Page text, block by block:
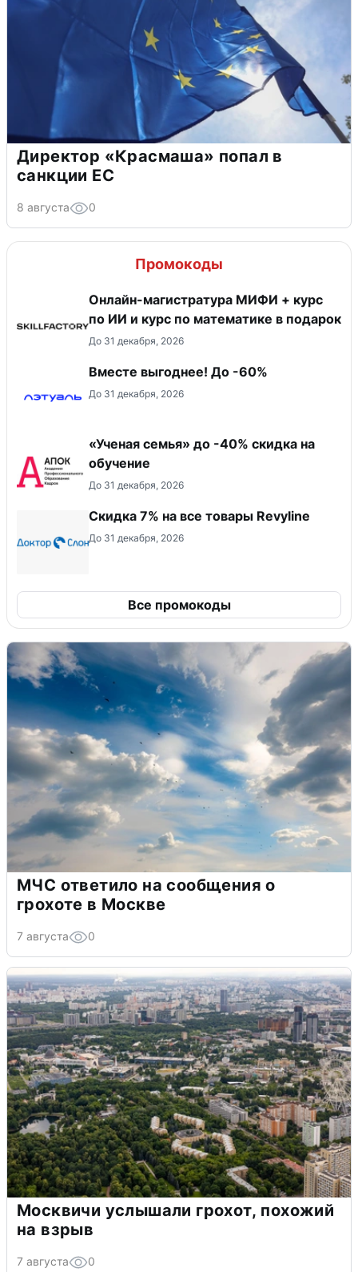
Директор «Красмаша» попал в
санкции ЕС
8 августа 0
Промокоды
Онлайн-магистратура МИФИ + курс
по ИИ и курс по математике в подарок
До 31 декабря, 2026
Вместе выгоднее! До -60%
До 31 декабря, 2026
«Ученая семья» до -40% скидка на
обучение
До 31 декабря, 2026
​Скидка 7% на все товары Revyline
До 31 декабря, 2026
Все промокоды
МЧС ответило на сообщения о
грохоте в Москве
7 августа 0
Москвичи услышали грохот, похожий
на взрыв
7 августа 0